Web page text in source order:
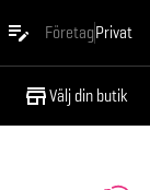
FöretagPrivat
Välj din butik